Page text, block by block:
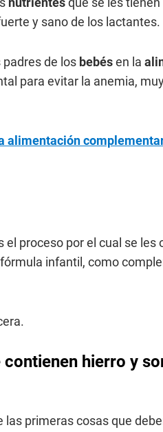
y sano de los lactantes.
de los bebésen la
para evitar la anemia,
alimentación
el proceso por el cual se les
infantil, como
hierro y
las primeras cosas que